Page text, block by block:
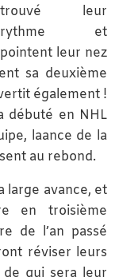
trouvé leur
rythme et
pointent leur nez
sa deuxième
également !
débuté en NHL
laance de la
au rebond.
large avance, et
en troisième
de l’an passé
réviser leurs
de qui sera leur